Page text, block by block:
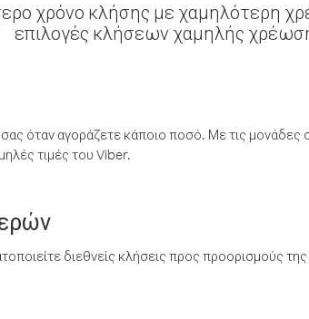
χρόνο κλήσης με χαμηλότερη
επιλογές κλήσεων χαμηλής
όταν αγοράζετε κάποιο ποσό. Με τις μονάδες
τιμές του Viber.
διεθνείς κλήσεις προς προορισμούς